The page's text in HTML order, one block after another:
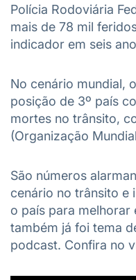
Polícia Rodoviária
mais de 78 mil
indicador em seis
No cenário mundial,
posição de 3º país
mortes no trânsito,
(Organização
São números
cenário no trânsito e
o país para melhorar
também já foi tema
podcast. Confira no